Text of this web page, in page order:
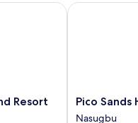
Resort
Pico
Sands
Pico Sands
Nasugbu
Pico Sands